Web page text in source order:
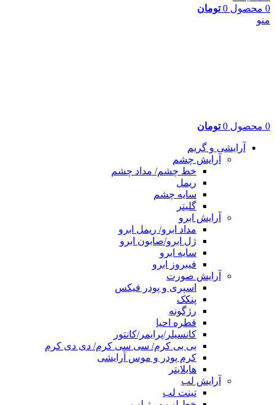
0 محصول 0 تومان
منو
0 محصول 0 تومان
آرایشی و گریم
آرایش چشم
خط چشم/ مداد چشم
ریمل
سایه چشم
گلیتر
آرایش ابرو
مداد ابرو/ ریمل ابرو
ژل ابرو/صابون ابرو
سایه ابرو
فیبروز ابرو
آرایش صورت
اسپری و پودر فیکس
پنکک
رژگونه
قطره احیا
کانسیلر/پرایمر/کانتور
بی بی کرم/ سی سی کرم/ دی دی کرم
کرم پودر و موس آرایشی
هایلایتر
آرایش لب
تینت لب